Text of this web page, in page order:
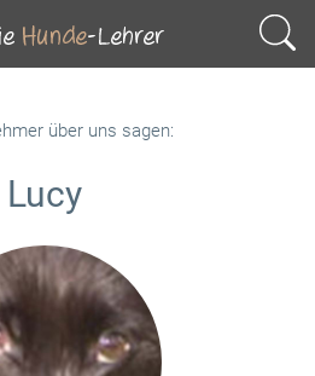
über uns sagen:
Lucy